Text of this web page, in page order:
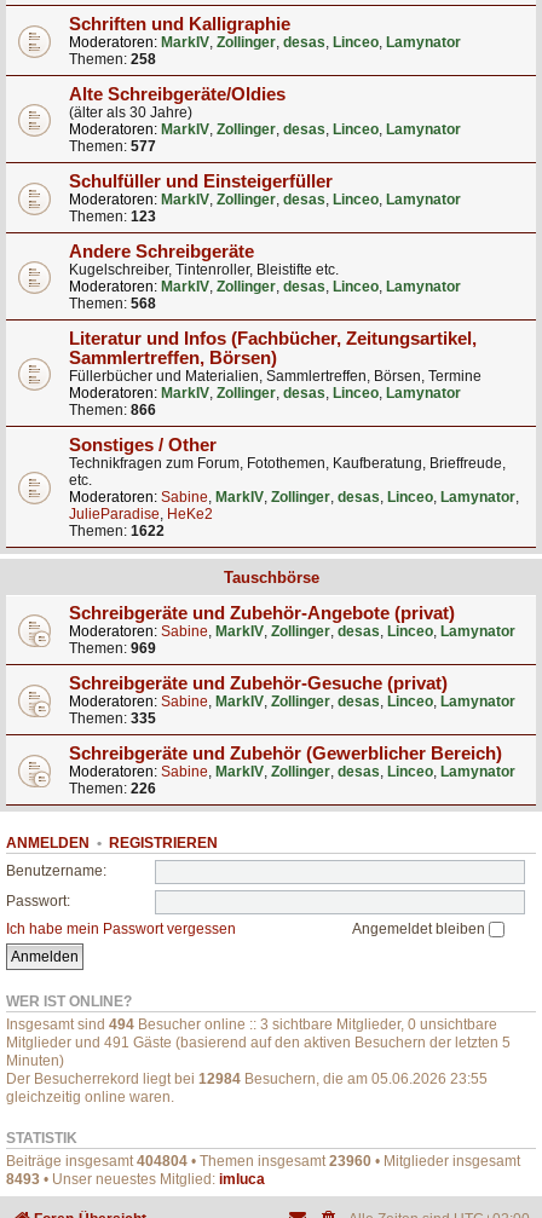
Schriften und Kalligraphie
Moderatoren: MarkIV, Zollinger, desas, Linceo, Lamynator
Themen: 258
Alte Schreibgeräte/Oldies
(älter als 30 Jahre)
Moderatoren: MarkIV, Zollinger, desas, Linceo, Lamynator
Themen: 577
Schulfüller und Einsteigerfüller
Moderatoren: MarkIV, Zollinger, desas, Linceo, Lamynator
Themen: 123
Andere Schreibgeräte
Kugelschreiber, Tintenroller, Bleistifte etc.
Moderatoren: MarkIV, Zollinger, desas, Linceo, Lamynator
Themen: 568
Literatur und Infos (Fachbücher, Zeitungsartikel,
Sammlertreffen, Börsen)
Füllerbücher und Materialien, Sammlertreffen, Börsen, Termine
Moderatoren: MarkIV, Zollinger, desas, Linceo, Lamynator
Themen: 866
Sonstiges / Other
Technikfragen zum Forum, Fotothemen, Kaufberatung, Brieffreude,
etc.
Moderatoren: Sabine, MarkIV, Zollinger, desas, Linceo, Lamynator,
JulieParadise, HeKe2
Themen: 1622
Tauschbörse
Schreibgeräte und Zubehör-Angebote (privat)
Moderatoren: Sabine, MarkIV, Zollinger, desas, Linceo, Lamynator
Themen: 969
Schreibgeräte und Zubehör-Gesuche (privat)
Moderatoren: Sabine, MarkIV, Zollinger, desas, Linceo, Lamynator
Themen: 335
Schreibgeräte und Zubehör (Gewerblicher Bereich)
Moderatoren: Sabine, MarkIV, Zollinger, desas, Linceo, Lamynator
Themen: 226
ANMELDEN • REGISTRIEREN
Benutzername:
Passwort:
Ich habe mein Passwort vergessen
Angemeldet bleiben
WER IST ONLINE?
Insgesamt sind 494 Besucher online :: 3 sichtbare Mitglieder, 0 unsichtbare
Mitglieder und 491 Gäste (basierend auf den aktiven Besuchern der letzten 5
Minuten)
Der Besucherrekord liegt bei 12984 Besuchern, die am 05.06.2026 23:55
gleichzeitig online waren.
STATISTIK
Beiträge insgesamt404804 • Themen insgesamt23960 • Mitglieder insgesamt
8493 • Unser neuestes Mitglied: imluca